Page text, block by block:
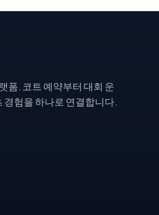
폼. 코트 예약부터 대회 운
험을 하나로 연결합니다.